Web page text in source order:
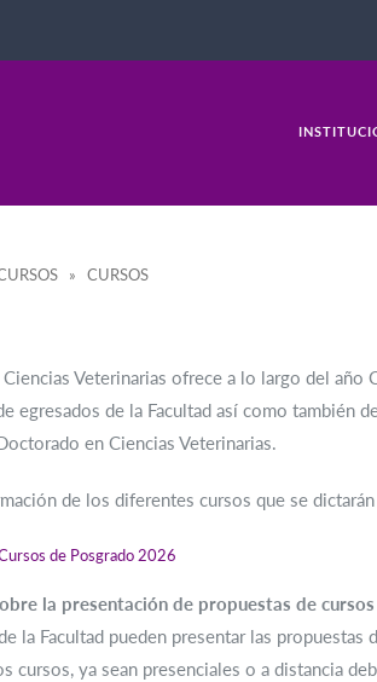
» CURSOS
Ciencias Veterinarias ofrece a lo largo del año
egresados de la Facultad así como también
en Ciencias Veterinarias.
de los diferentes cursos que se
de Posgrado 2026
la presentación de propuestas de
la Facultad pueden presentar las
cursos, ya sean presenciales o a distancia